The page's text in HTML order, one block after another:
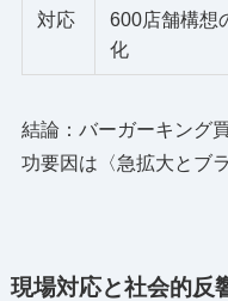
対応
600店舗構想
化
結論：バーガーキング
功要因は〈急拡大とブ
現場対応と社会的反